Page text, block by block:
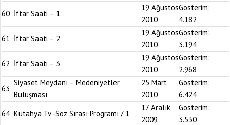
60 İftar Saati – 1
19 Ağustos
2010
Gösterim:
4.182
61 İftar Saati – 2
19 Ağustos
2010
Gösterim:
3.194
62 İftar Saati – 3
19 Ağustos
2010
Gösterim:
2.968
63
Siyaset Meydanı – Medeniyetler
Buluşması
25 Mart
2010
Gösterim:
6.424
64 Kütahya Tv -Söz Sırası Programı / 1
17 Aralık
2009
Gösterim:
3.530